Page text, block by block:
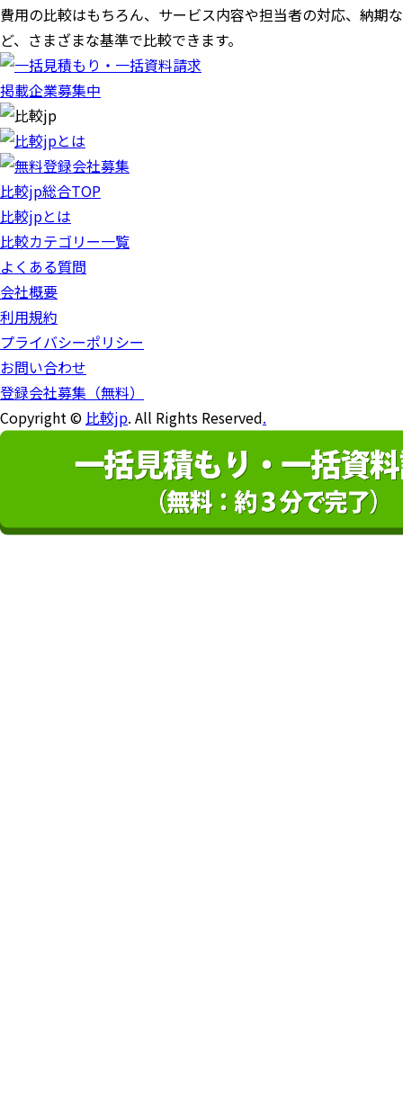
費用の比較はもちろん、サービス内容や担当者の対応、納期な
ど、さまざまな基準で比較できます。
掲載企業募集中
比較jp総合TOP
比較jpとは
比較カテゴリー一覧
よくある質問
会社概要
利用規約
プライバシーポリシー
お問い合わせ
登録会社募集（無料）
Copyright ©比較jp. All Rights Reserved.